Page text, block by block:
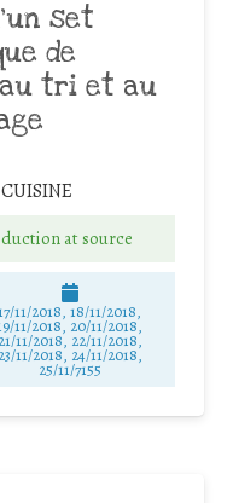
set
de
tri et au
at source
11/2018, 18/11/2018,
11/2018, 20/11/2018,
21/11/2018, 22/11/2018,
23/11/2018, 24/11/2018,
25/11/7155